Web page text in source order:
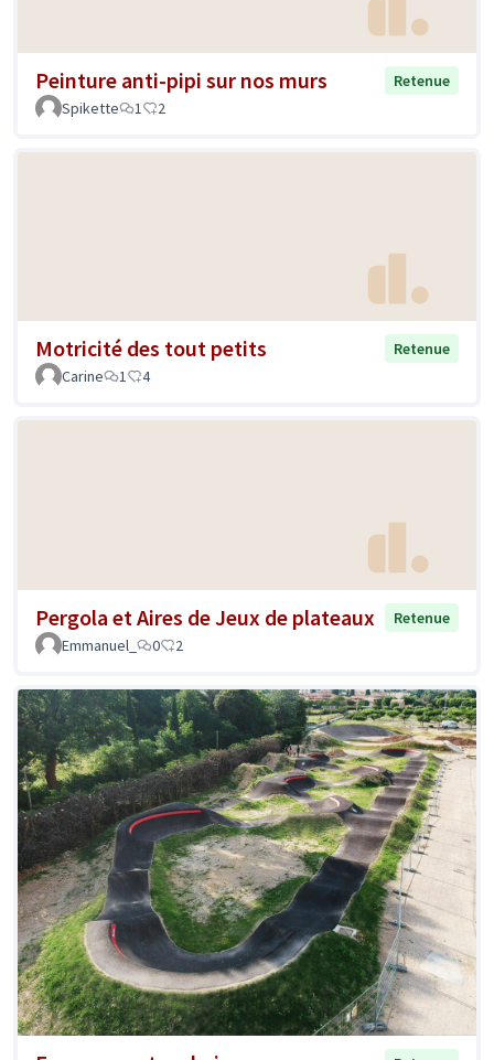
Peinture anti-pipi sur nos murs
Retenue
Spikette
1 2
Motricité des tout petits
Retenue
Carine
1 4
Pergola et Aires de Jeux de plateaux
Retenue
Emmanuel_
0 2